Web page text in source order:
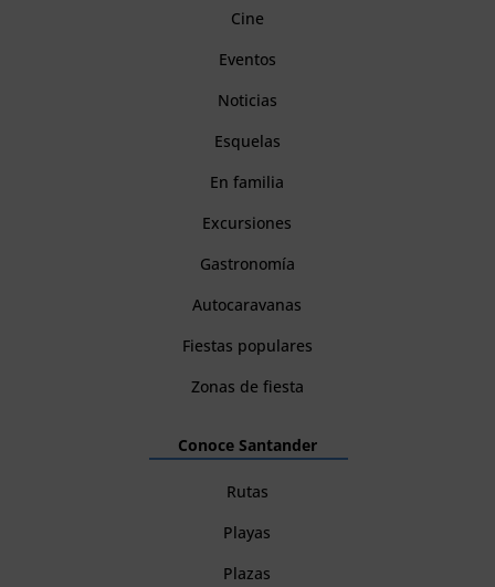
Cine
Eventos
Noticias
Esquelas
En familia
Excursiones
Gastronomía
Autocaravanas
Fiestas populares
Zonas de fiesta
Conoce Santander
Rutas
Playas
Plazas